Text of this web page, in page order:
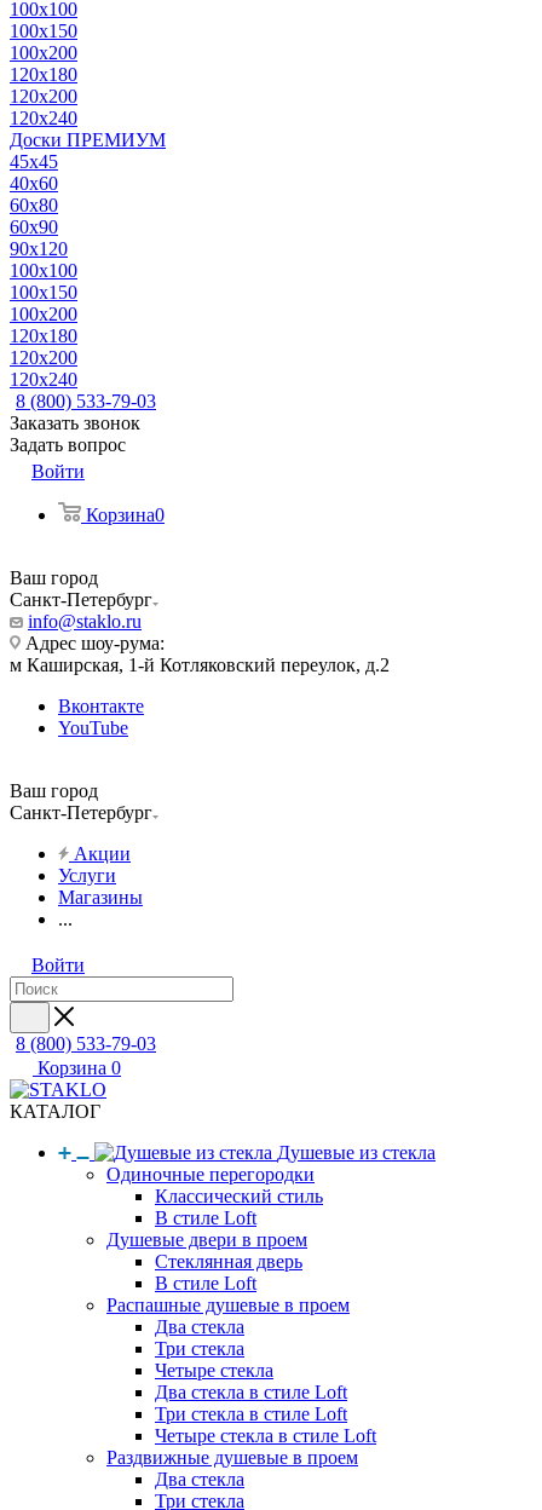
100x100
100x150
100x200
120x180
120x200
120x240
Доски ПРЕМИУМ
45x45
40x60
60x80
60x90
90x120
100x100
100x150
100x200
120x180
120x200
120x240
8 (800) 533-79-03
Заказать звонок
Задать вопрос
Войти
Корзина0
Ваш город
Санкт-Петербург
info@staklo.ru
Адрес шоу-рума:
м Каширская, 1-й Котляковский переулок, д.2
Вконтакте
YouTube
Ваш город
Санкт-Петербург
Акции
Услуги
Магазины
...
Войти
8 (800) 533-79-03
Корзина 0
КАТАЛОГ
Душевые из стекла
Одиночные перегородки
Классический стиль
В стиле Loft
Душевые двери в проем
Стеклянная дверь
В стиле Loft
Распашные душевые в проем
Два стекла
Три стекла
Четыре стекла
Два стекла в стиле Loft
Три стекла в стиле Loft
Четыре стекла в стиле Loft
Раздвижные душевые в проем
Два стекла
Три стекла